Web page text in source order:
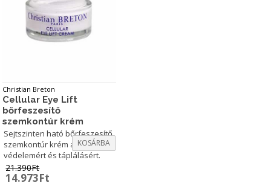
Christian Breton
Cellular Eye Lift
bőrfeszesítő
szemkontúr krém
Sejtszinten ható bőrfeszesítő
szemkontúr krém a tökéletes
védelemért és táplálásért.
21.390Ft
Original
14.973Ft
KOSÁRBA